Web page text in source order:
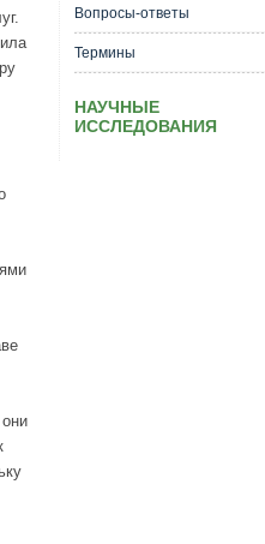
Вопросы-ответы
Термины
НАУЧНЫЕ
ИССЛЕДОВАНИЯ